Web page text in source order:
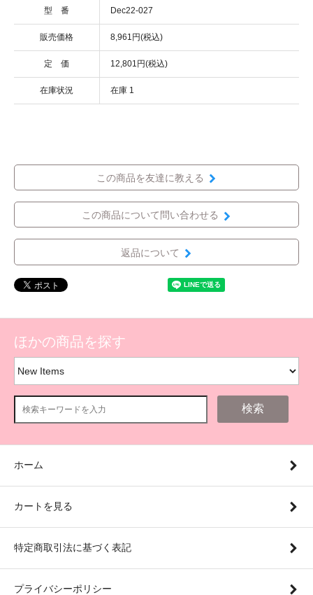
型 番 Dec22-027
販売価格 8,961円(税込)
定 価 12,801円(税込)
在庫状況 在庫 1
この商品を友達に教える
この商品について問い合わせる
返品について
ほかの商品を探す
検索
ホーム
カートを見る
特定商取引法に基づく表記
プライバシーポリシー